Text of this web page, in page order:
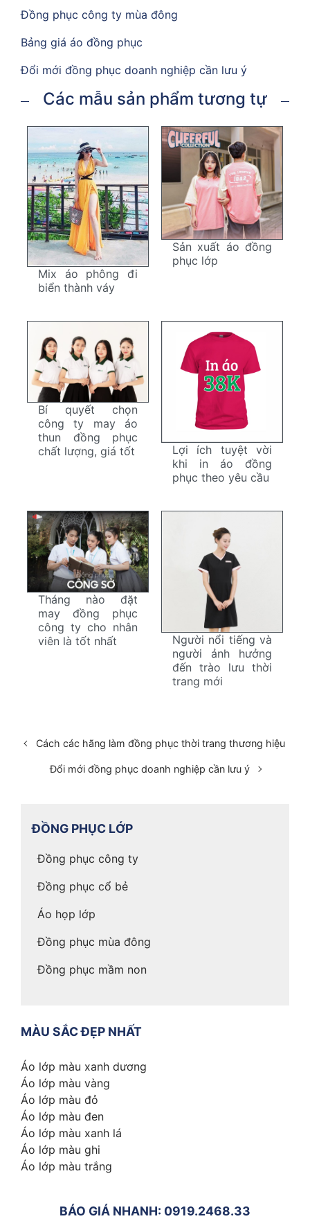
Đồng phục công ty mùa đông
Bảng giá áo đồng phục
Đổi mới đồng phục doanh nghiệp cần lưu ý
Các mẫu sản phẩm tương tự
Mix áo phông đi
biển thành váy
Sản xuất áo đồng
phục lớp
Bí quyết chọn
công ty may áo
thun đồng phục
chất lượng, giá tốt
Lợi ích tuyệt vời
khi in áo đồng
phục theo yêu cầu
Tháng nào đặt
may đồng phục
công ty cho nhân
viên là tốt nhất
Người nổi tiếng và
người ảnh hưởng
đến trào lưu thời
trang mới
Cách các hãng làm đồng phục thời trang thương hiệu
Đổi mới đồng phục doanh nghiệp cần lưu ý
ĐỒNG PHỤC LỚP
Đồng phục công ty
Đồng phục cổ bẻ
Áo họp lớp
Đồng phục mùa đông
Đồng phục mầm non
MÀU SẮC ĐẸP NHẤT
Áo lớp màu xanh dương
Áo lớp màu vàng
Áo lớp màu đỏ
Áo lớp màu đen
Áo lớp màu xanh lá
Áo lớp màu ghi
Áo lớp màu trắng
BÁO GIÁ NHANH: 0919.2468.33